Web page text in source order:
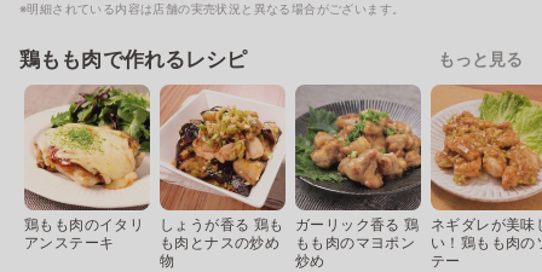
※明細されている内容は店舗の実売状況と異なる場合がございます。
鶏もも肉で作れるレシピ もっと見る
鶏もも肉のイタリ
アンステーキ
しょうが香る 鶏も
も肉とナスの炒め
物
ガーリック香る 鶏
もも肉のマヨポン
炒め
ネギダレが美味
い！鶏もも肉の
テー